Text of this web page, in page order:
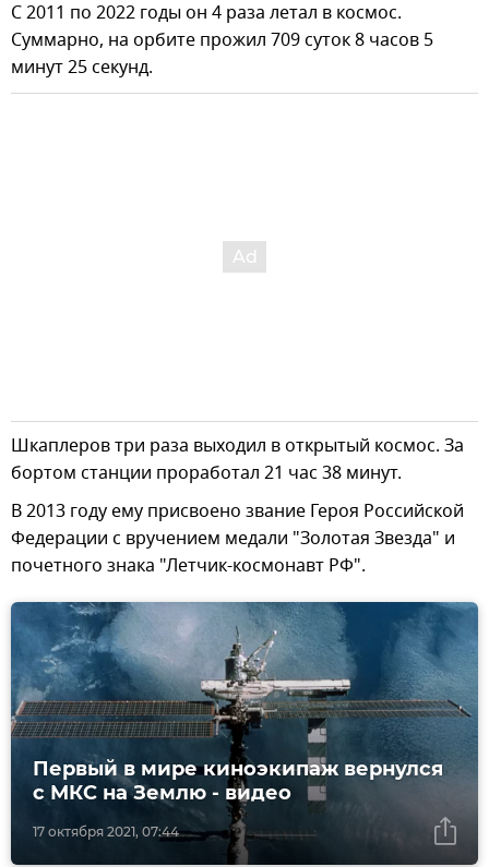
С 2011 по 2022 годы он 4 раза летал в космос.
Суммарно, на орбите прожил 709 суток 8 часов 5
минут 25 секунд.
Шкаплеров три раза выходил в открытый космос. За
бортом станции проработал 21 час 38 минут.
В 2013 году ему присвоено звание Героя Российской
Федерации с вручением медали "Золотая Звезда" и
почетного знака "Летчик-космонавт РФ".
17 октября 2021, 07:44
Первый в мире киноэкипаж вернулся
с МКС на Землю - видео